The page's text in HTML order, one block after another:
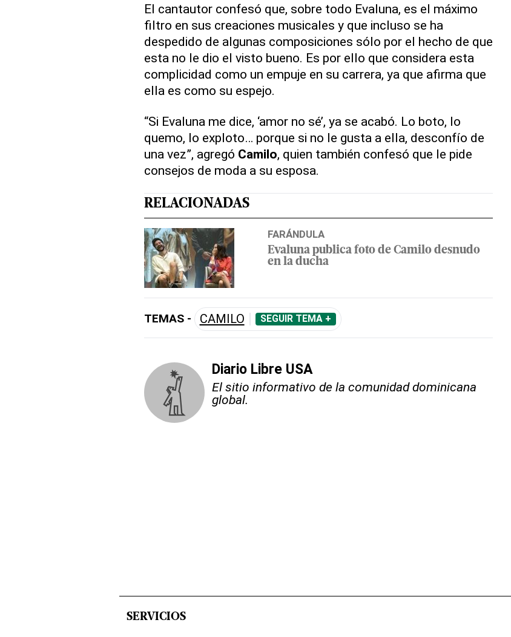
El cantautor confesó que, sobre todo Evaluna, es el máximo
filtro en sus creaciones musicales y que incluso se ha
despedido de algunas composiciones sólo por el hecho de que
esta no le dio el visto bueno. Es por ello que considera esta
complicidad como un empuje en su carrera, ya que afirma que
ella es como su espejo.
“Si Evaluna me dice, ‘amor no sé’, ya se acabó. Lo boto, lo
quemo, lo exploto… porque si no le gusta a ella, desconfío de
una vez”, agregó Camilo, quien también confesó que le pide
consejos de moda a su esposa.
RELACIONADAS
FARÁNDULA
Evaluna publica foto de Camilo desnudo
en la ducha
TEMAS - CAMILO SEGUIR TEMA +
Diario Libre USA
El sitio informativo de la comunidad dominicana
global.
SERVICIOS